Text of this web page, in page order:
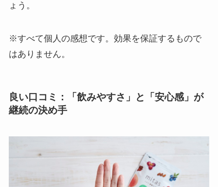
ょう。
※すべて個人の感想です。効果を保証するもので
はありません。
良い口コミ：「飲みやすさ」と「安心感」が
継続の決め手